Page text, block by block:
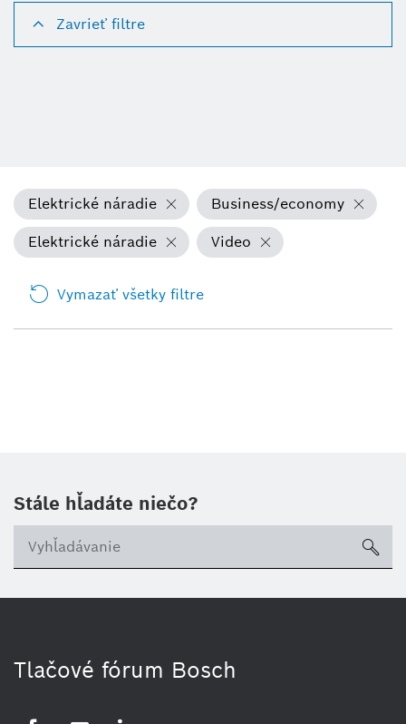
Zavrieť filtre
Elektrické náradie
Business/economy
Elektrické náradie
Video
Vymazať všetky filtre
Stále hľadáte niečo?
Tlačové fórum Bosch